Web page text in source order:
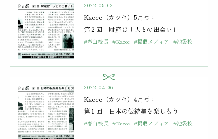
2022.05.02
Kacce（カッセ）5月号：
第２回 財産は「人との出会い」
#春山校長 #Kacce #掲載メディア #池袋校
2022.04.06
Kacce（カッセ）4月号：
第１回 日本の伝統美を楽しもう
#春山校長 #Kacce #掲載メディア #池袋校